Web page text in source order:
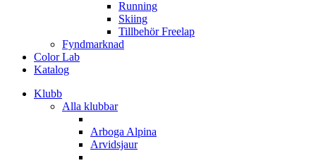
Running
Skiing
Tillbehör Freelap
Fyndmarknad
Color Lab
Katalog
Klubb
Alla klubbar
Arboga Alpina
Arvidsjaur